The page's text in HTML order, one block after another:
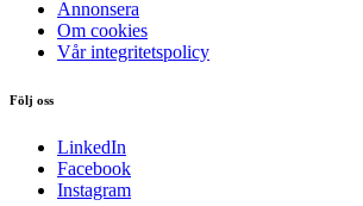
Annonsera
Om cookies
Vår integritetspolicy
Följ oss
LinkedIn
Facebook
Instagram